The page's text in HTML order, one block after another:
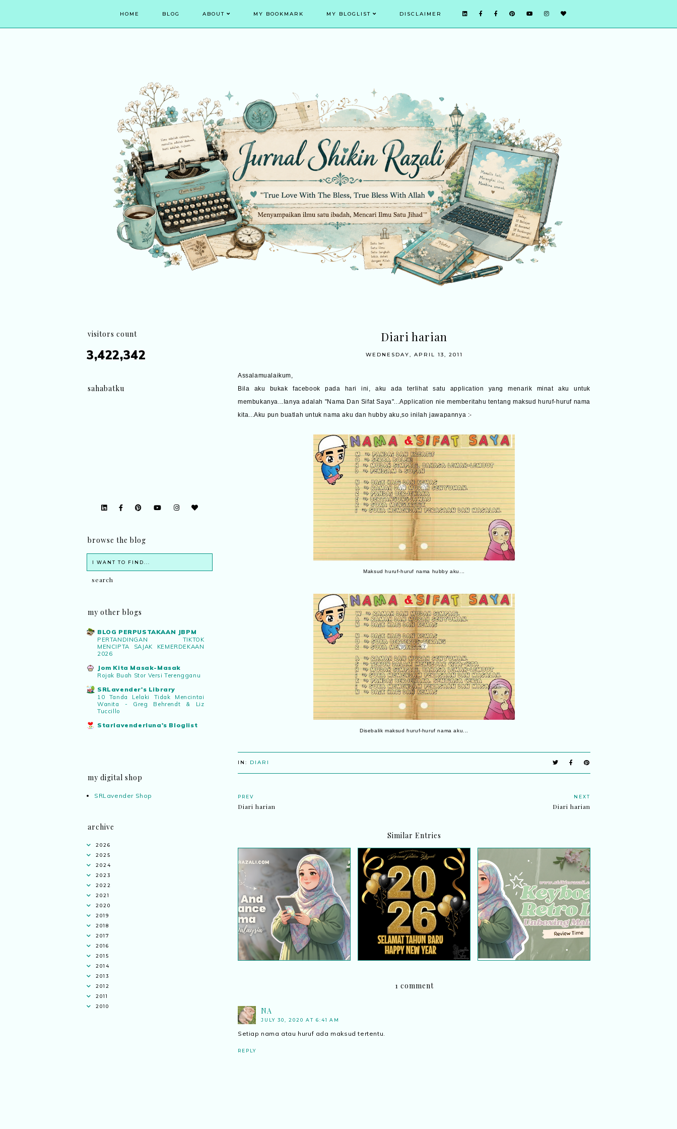
HOME BLOG ABOUT MY BOOKMARK MY BLOGLIST DISCLAIMER
Diari harian
WEDNESDAY, APRIL 13, 2011
Assalamualaikum,
Bila aku bukak facebook pada hari ini, aku ada terlihat satu application yang menarik minat aku untuk
membukanya...Ianya adalah "Nama Dan Sifat Saya"...Application nie memberitahu tentang maksud huruf-huruf nama
kita...Aku pun buatlah untuk nama aku dan hubby aku,so inilah jawapannya :-
Maksud huruf-huruf nama hubby aku...
Disebalik maksud huruf-huruf nama aku...
IN: DIARI
PREV
Diari harian
NEXT
Diari harian
Similar Entries
Home Fragrance Aroma |
Unboxing Malaysia
Tahun Baru dan Perjalanan
Hidup Seterusnya
Keyboard Retro LED |
Unboxing Malaysia
1 comment
NA
JULY 30, 2020 AT 6:41 AM
Setiap nama atau huruf ada maksud tertentu.
REPLY
visitors count
3,422,342
sahabatku
browse the blog
my other blogs
BLOG PERPUSTAKAAN JBPM
PERTANDINGAN TIKTOK
MENCIPTA SAJAK KEMERDEKAAN
2026
Jom Kita Masak-Masak
Rojak Buah Stor Versi Terengganu
SRLavender's Library
10 Tanda Lelaki Tidak Mencintai
Wanita - Greg Behrendt & Liz
Tuccillo
Starlavenderluna's Bloglist
my digital shop
SRLavender Shop
archive
2026
2025
2024
2023
2022
2021
2020
2019
2018
2017
2016
2015
2014
2013
2012
2011
2010